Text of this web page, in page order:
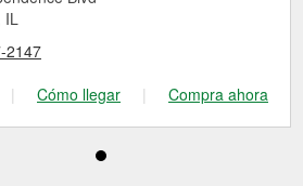
IL
2147
| Cómo llegar | Compra ahora